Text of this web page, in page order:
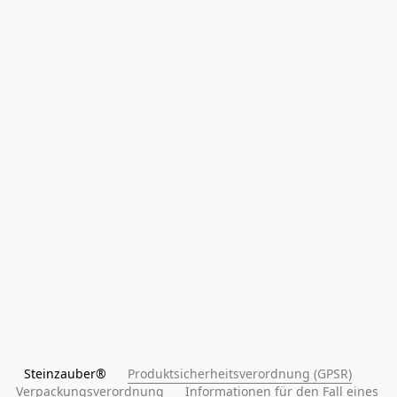
Steinzauber® Produktsicherheitsverordnung (GPSR)
Verpackungsverordnung
Informationen für den Fall eines